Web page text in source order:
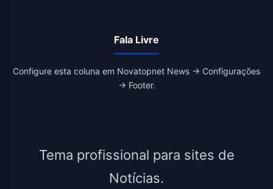
Fala Livre
Configure esta coluna em Novatopnet News → Configurações
→ Footer.
Tema profissional para sites de
Notícias.